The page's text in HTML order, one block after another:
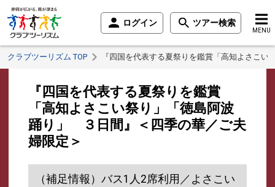
ログイン ツアー検索
MENU
クラブツーリズム TOP 『四国を代表する夏祭りを鑑賞「高知よさこ
『四国を代表する夏祭りを鑑賞
「高知よさこい祭り」「徳島阿波
踊り」 ３日間』＜四季の華／ご夫
婦限定＞
（補足情報）バス1人2席利用／よさこい